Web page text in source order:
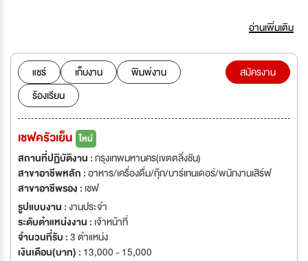
สุขภาพ เลือกใช้วัตถุดิบที่ลดการสะสมของไขมัน คลอเรสเตอรอล โดยวัตถุดิบที่
จากคำว่า SOFT ที่แปลว่านุ่ม FOOD ที่แปลว่าอาหาร เราออกแบบเมนูอาหารเป็น
4 ระดับความนุ่มของเนื้อสัมผัสอาหารเพื่อให้ออกมาเป็นอาหารที่ย่อยง่ายดีต่อ
สุขภาพ เพราะหัวใจสำคัญของอาหารคือการที่สมาชิกทุกคนได้ทานอาหารใน
แบบที่เหมาะกับตัวเอง
อ่านเพิ่มเติม
แชร์ เก็บงาน
พิมพ์งาน
ร้องเรียน
สมัครงาน
เชฟครัวเย็น ใหม่
สถานที่ปฏิบัติงาน :กรุงเทพมหานคร(เขตตลิ่งชัน)
สาขาอาชีพหลัก :อาหาร/เครื่องดื่ม/กุ๊ก/บาร์เทนเดอร์/พนักงานเสิร์ฟ
สาขาอาชีพรอง : เชฟ
รูปแบบงาน :งานประจำ
ระดับตำแหน่งงาน : เจ้าหน้าที่
จำนวนที่รับ :3 ตำแหน่ง
เงินเดือน(บาท) : 13,000 - 15,000